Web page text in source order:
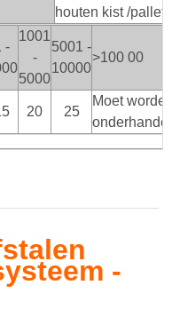
houten kist/pallet ;
-
1001
-
5000
5001 -
10000
>100 00
20 25
Moet
-